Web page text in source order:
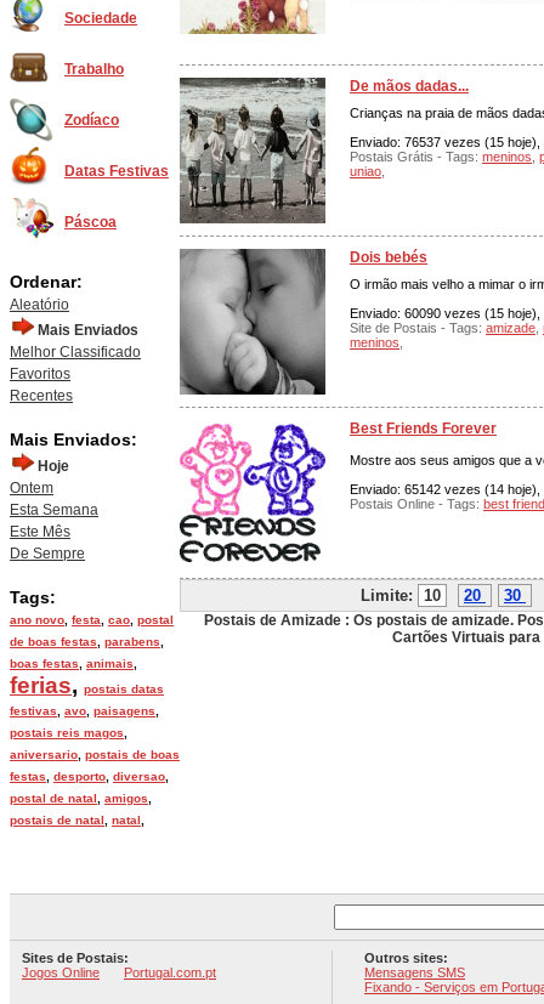
Sociedade
Trabalho
Zodíaco
Datas Festivas
Páscoa
Ordenar:
Aleatório
Mais Enviados
Melhor Classificado
Favoritos
Recentes
Mais Enviados:
Hoje
Ontem
Esta Semana
Este Mês
De Sempre
Tags:
ano novo festa cao postal
de boas festas
parabens
boas festas
animais
ferias, postais datas
festivas
avo paisagens
postais reis magos
aniversario postais de boas
festas
desporto diversao
postal de natal
amigos
postais de natal
natal
De mãos dadas...
Crianças na praia de mãos
Enviado: 76537 vezes (15
Postais Grátis - Tags: meninos
uniao
Dois bebés
O irmão mais velho a mimar o
Enviado: 60090 vezes (15
Site de Postais - Tags: amizade
meninos
Best Friends Forever
Mostre aos seus amigos que a
Enviado: 65142 vezes (14
Postais Online - Tags: best
Limite: 10 20 30
Postais de Amizade : Os postais de amizade.
Cartões Virtuais para
Sites de Postais:
Jogos Online
Portugal.com.pt
Outros sites:
Mensagens SMS
Fixando - Serviços em